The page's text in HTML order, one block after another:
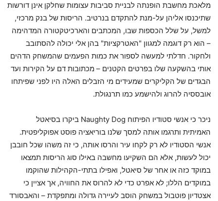
מלאכת מחשבת הופנתה לבניית סביבות עצומות שחלקן אינן דורשות
שתיכנסו אליהן על-מנת להתקדם בנרטיב. הריסות של בנק מרכזי,
למשל, על שלל הכספות שבו, המכתבים והארכיטקטורה המדהימה
– הוא רק דוגמה למגוון "האטרקציות" בהן אלי יכולה להסתובב
ולחקור. חדלתי למעשה לספור את כמות הפעמים שהמשחק הדהים
אותי בהשקעה שלו בפרטים הקטנים – מכתובות דם על הקירות ועד
הבגדים של הקליקרים שמעידים מי הזבלים האלה היו לפני שפיתחו
אובססיה להרוג ולהישמע כמו תרנגולת.
ניכר כי אנשי סטודיו הפיתוח Naughty Dog ביקרו בסיאטל
האמיתית ותרגמו אותה למסך שלנו בוריאציה פוסט אפוקליפטית.
אנשי הסטודיו לא רק לקחו עיר והרסו אותה, כי זה משהו שכל חובבן
יכול לעשות, אלא הם השקיעו מחשבה באילו סוג הריסות תמצאו
במוקד כזה או אחר של סיאטל, ואפילו בתתי-הקהילות שהוקמו
במוקדים הללו; לא אפרט כדי לא להרוס את החוויה, אך אציין כי
אצטדיון פוטבול במשחק הוסב לעיירה גדולה ומתפקדת – והאבסורד